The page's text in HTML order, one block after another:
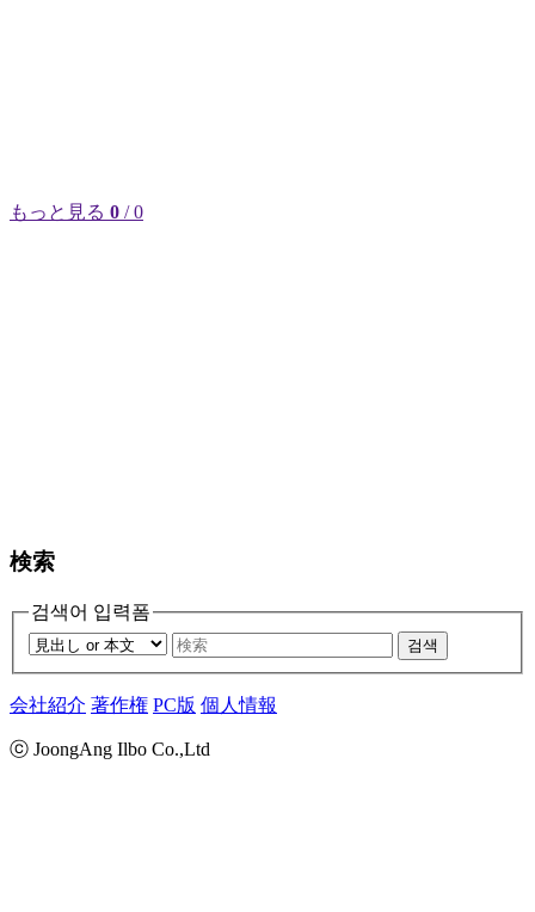
もっと見る 0 / 0
検索
검색어 입력폼
검색
会社紹介 著作権 PC版 個人情報
ⓒ JoongAng Ilbo Co.,Ltd